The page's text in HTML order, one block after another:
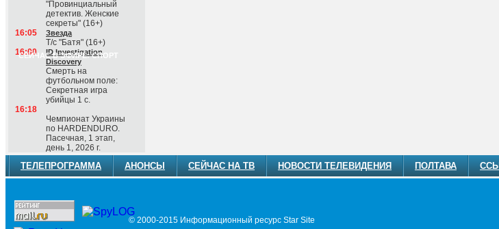
"Провинциальный
детектив. Женские
секреты" (16+)
16:05
Звезда
Т/с "Батя" (16+)
СЕЙЧАС В ЭФИРЕ: СПОРТ
16:00
ID Investigation
Discovery
Смерть на
футбольном поле:
Секретная игра
убийцы 1 с.
16:18
Чемпионат Украины
по HARDENDURO.
Пасечная, 1 этап,
день 1, 2026 г.
ТЕЛЕПРОГРАММА АНОНСЫ СЕЙЧАС НА ТВ НОВОСТИ ТЕЛЕВИДЕНИЯ ПОЛТАВА
© 2000-2015 Информационный ресурс Star Site